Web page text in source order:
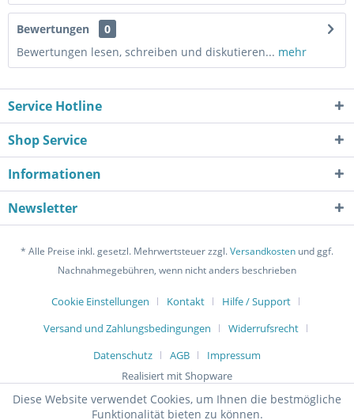
Bewertungen
0
Bewertungen lesen, schreiben und diskutieren... mehr
Service Hotline
Shop Service
Informationen
Newsletter
* Alle Preise inkl. gesetzl. Mehrwertsteuer zzgl.Versandkosten und ggf.
Nachnahmegebühren, wenn nicht anders beschrieben
Cookie Einstellungen Kontakt
Hilfe / Support
Versand und Zahlungsbedingungen
Widerrufsrecht
Datenschutz
AGB
Impressum
Realisiert mit Shopware
Diese Website verwendet Cookies, um Ihnen die bestmögliche
Funktionalität bieten zu können.